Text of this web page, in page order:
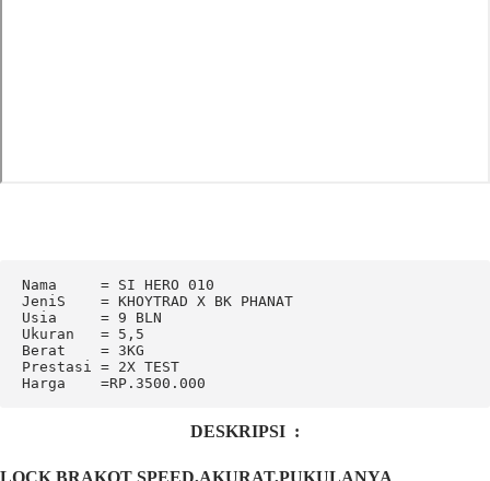
Nama     = SI HERO 010
JeniS    = KHOYTRAD X BK PHANAT
Usia     = 9 BLN
Ukuran   = 5,5
Berat    = 3KG
Prestasi = 2X TEST
Harga    =RP.3500.000
DESKRIPSI :
LOCK BRAKOT SPEED,AKURAT,PUKULANYA